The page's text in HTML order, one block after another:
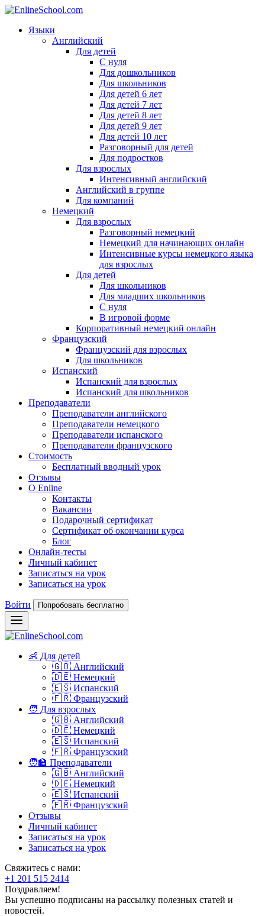
Языки
Английский
Для детей
С нуля
Для дошкольников
Для школьников
Для детей 6 лет
Для детей 7 лет
Для детей 8 лет
Для детей 9 лет
Для детей 10 лет
Разговорный для детей
Для подростков
Для взрослых
Интенсивный английский
Английский в группе
Для компаний
Немецкий
Для взрослых
Разговорный немецкий
Немецкий для начинающих онлайн
Интенсивные курсы немецкого языка
для взрослых
Для детей
Для школьников
Для младших школьников
С нуля
В игровой форме
Корпоративный немецкий онлайн
Французский
Французский для взрослых
Для школьников
Испанский
Испанский для взрослых
Испанский для школьников
Преподаватели
Преподаватели английского
Преподаватели немецкого
Преподаватели испанского
Преподаватели французского
Стоимость
Бесплатный вводный урок
Отзывы
О Enline
Контакты
Вакансии
Подарочный сертификат
Сертификат об окончании курса
Блог
Онлайн-тесты
Личный кабинет
Записаться на урок
Записаться на урок
Войти Попробовать бесплатно
👶 Для детей
🇬🇧 Английский
🇩🇪 Немецкий
🇪🇸 Испанский
🇫🇷 Французский
🧑 Для взрослых
🇬🇧 Английский
🇩🇪 Немецкий
🇪🇸 Испанский
🇫🇷 Французский
🧑‍🏫 Преподаватели
🇬🇧 Английский
🇩🇪 Немецкий
🇪🇸 Испанский
🇫🇷 Французский
Отзывы
Личный кабинет
Записаться на урок
Записаться на урок
Свяжитесь с нами:
+1 201 515 2414
Поздравляем!
Вы успешно подписаны на рассылку полезных статей и
новостей.